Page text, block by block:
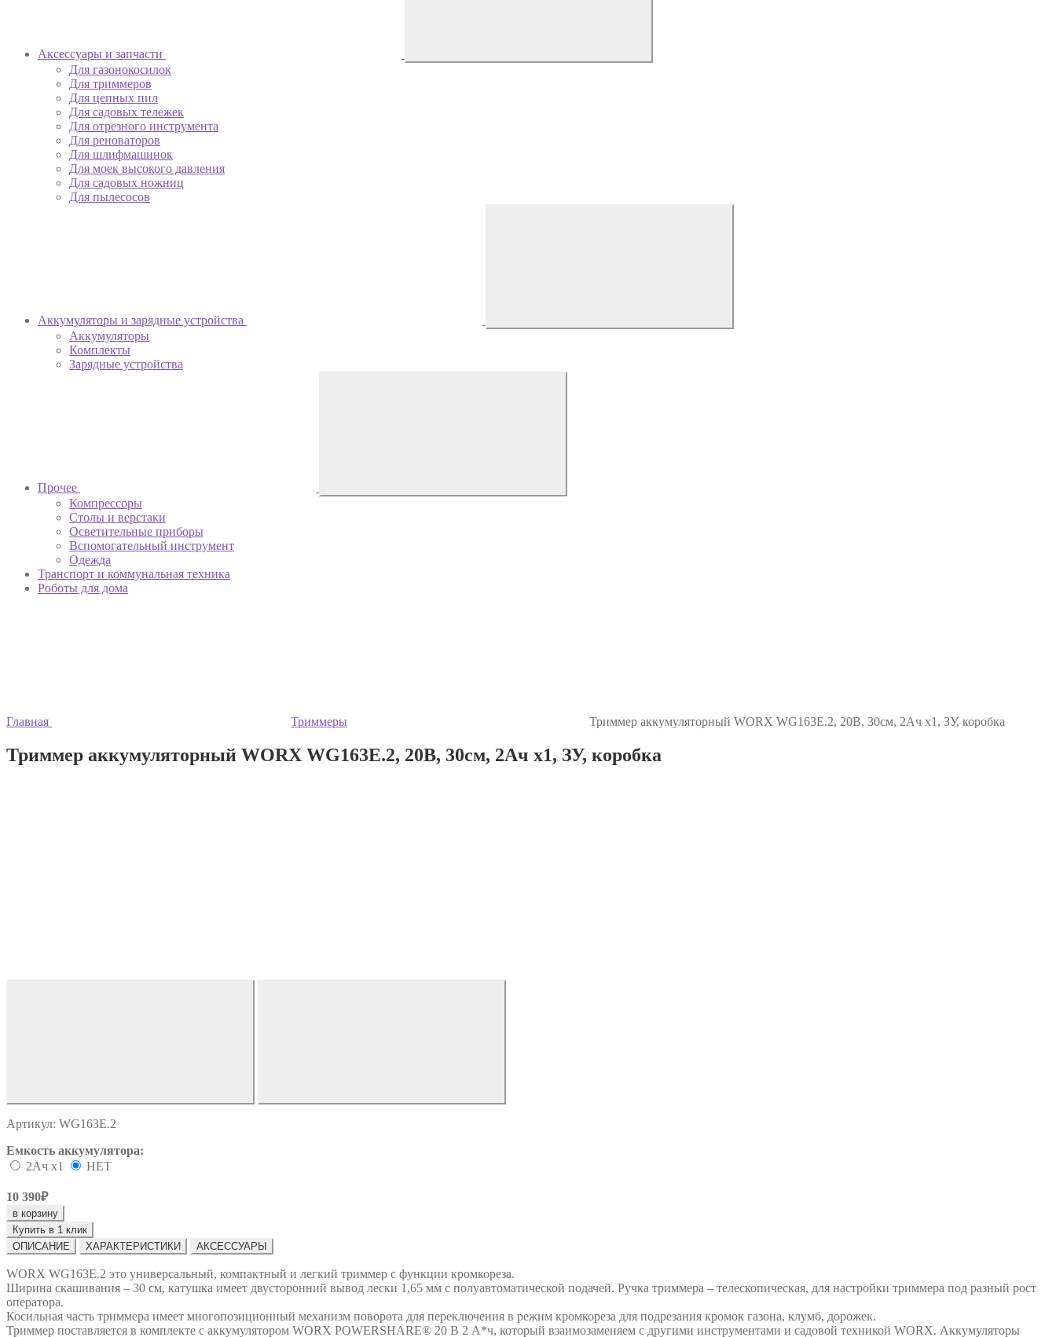
Аксессуары и запчасти
Для газонокосилок
Для триммеров
Для цепных пил
Для садовых тележек
Для отрезного инструмента
Для реноваторов
Для шлифмашинок
Для моек высокого давления
Для садовых ножниц
Для пылесосов
Аккумуляторы и зарядные устройства
Аккумуляторы
Комплекты
Зарядные устройства
Прочее
Компрессоры
Столы и верстаки
Осветительные приборы
Вспомогательный инструмент
Одежда
Транспорт и коммунальная техника
Роботы для дома
Главная Триммеры Триммер аккумуляторный WORX WG163E.2, 20В, 30см, 2Ач х1, ЗУ, коробка
Триммер аккумуляторный WORX WG163E.2, 20В, 30см, 2Ач х1, ЗУ, коробка
Артикул: WG163E.2
Емкость аккумулятора:
2Ач х1
НЕТ
10 390₽
в корзину
Купить в 1 клик
ОПИСАНИЕ
ХАРАКТЕРИСТИКИ АКСЕССУАРЫ
WORX WG163E.2 это универсальный, компактный и легкий триммер с функции кромкореза.
Ширина скашивания – 30 см, катушка имеет двусторонний вывод лески 1,65 мм с полуавтоматической подачей. Ручка триммера – телескопическая, для настройки триммера под разный рост
оператора.
Косильная часть триммера имеет многопозиционный механизм поворота для переключения в режим кромкореза для подрезания кромок газона, клумб, дорожек.
Триммер поставляется в комплекте с аккумулятором WORX POWERSHARE® 20 В 2 А*ч, который взаимозаменяем с другими инструментами и садовой техникой WORX. Аккумуляторы